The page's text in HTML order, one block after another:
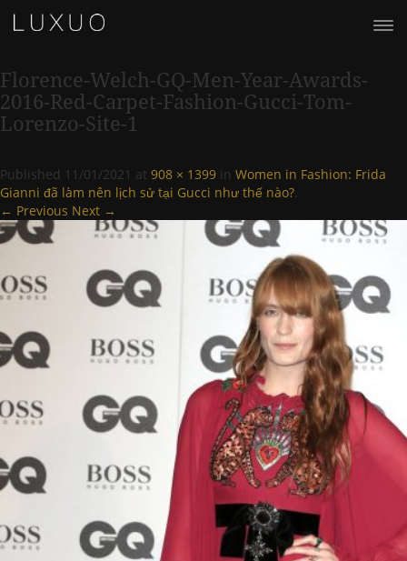
Florence-Welch-GQ-Men-Year-Awards-
2016-Red-Carpet-Fashion-Gucci-Tom-
Lorenzo-Site-1
Published 11/01/2021 at 908 × 1399 in Women in Fashion: Frida
Gianni đã làm nên lịch sử tại Gucci như thế nào?.
← Previous Next →